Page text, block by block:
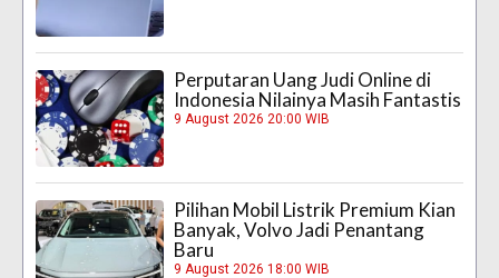
Perputaran Uang Judi Online di
Indonesia Nilainya Masih Fantastis
9 August 2026 20:00 WIB
Pilihan Mobil Listrik Premium Kian
Banyak, Volvo Jadi Penantang
Baru
9 August 2026 18:00 WIB